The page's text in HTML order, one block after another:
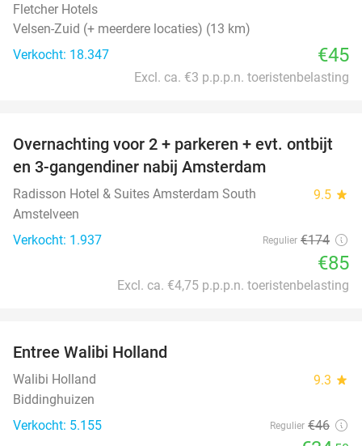
Fletcher Hotels
Velsen-Zuid (+ meerdere locaties) (13 km)
Verkocht: 18.347
€45
Excl. ca. €3 p.p.p.n. toeristenbelasting
51%
Overnachting voor 2 + parkeren + evt. ontbijt
en 3-gangendiner nabij Amsterdam
Radisson Hotel & Suites Amsterdam South 9.5 star
Amstelveen
Verkocht: 1.937
Regulier €174
€85
Excl. ca. €4,75 p.p.p.n. toeristenbelasting
Entree Walibi Holland
Walibi Holland 9.3 star
Biddinghuizen
Verkocht: 5.155
Regulier €46